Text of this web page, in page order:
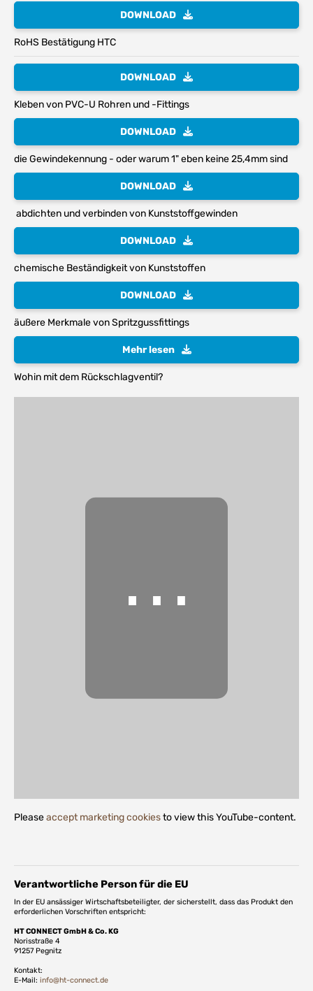
DOWNLOAD
RoHS Bestätigung HTC
DOWNLOAD
Kleben von PVC-U Rohren und -Fittings
DOWNLOAD
die Gewindekennung - oder warum 1" eben keine 25,4mm sind
DOWNLOAD
abdichten und verbinden von Kunststoffgewinden
DOWNLOAD
chemische Beständigkeit von Kunststoffen
DOWNLOAD
äußere Merkmale von Spritzgussfittings
Mehr lesen
Wohin mit dem Rückschlagventil?
⋯
Pleaseaccept marketing cookiesto view this YouTube-content.
Verantwortliche Person für die EU
In der EU ansässiger Wirtschaftsbeteiligter, der sicherstellt, dass das Produkt den
erforderlichen Vorschriften entspricht:
HT CONNECT GmbH & Co. KG
Norisstraße 4
91257 Pegnitz
Kontakt:
E-Mail: info@ht-connect.de